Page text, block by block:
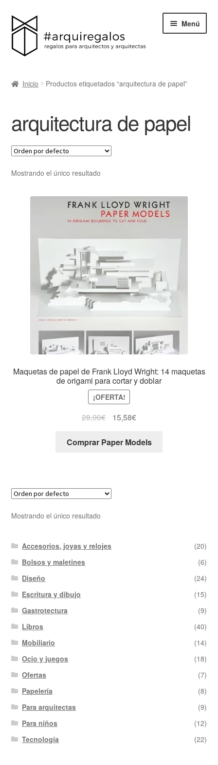
Menú
BLACK FRIDAY
Blog
Acerca de ArquiRegalos
Contacta
Inicio Productos etiquetados “arquitectura de papel”
arquitectura de papel
Mostrando el único resultado
Maquetas de papel de Frank Lloyd Wright: 14 maquetas
de origami para cortar y doblar
¡OFERTA!
28,00€ 15,58€
Comprar Paper Models
Mostrando el único resultado
Accesorios, joyas y relojes
(20)
Bolsos y maletines
(6)
Diseño
(24)
Escritura y dibujo
(15)
Gastrotectura
(9)
Libros
(40)
Mobiliario
(14)
Ocio y juegos
(18)
Ofertas
(7)
Papelería
(8)
Para arquitectas
(9)
Para niños
(12)
Tecnología
(22)